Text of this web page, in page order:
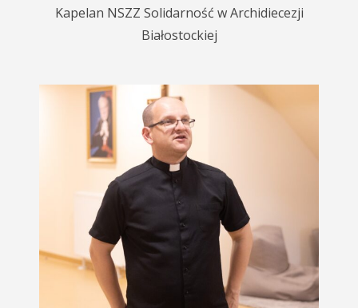
Kapelan NSZZ Solidarność w Archidiecezji
Białostockiej